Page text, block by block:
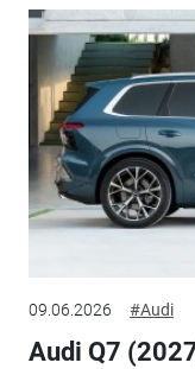
09.06.2026 #Audi
Audi Q7